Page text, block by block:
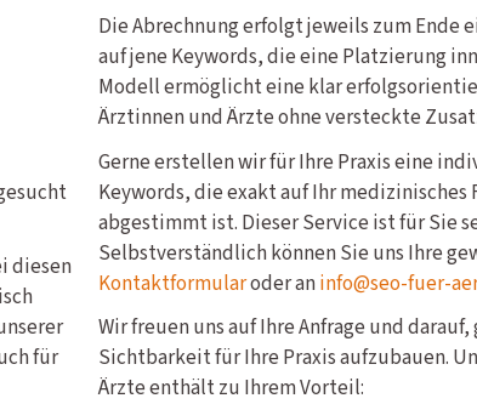
diesen
für
Die Abrechnung erfolgt jeweils zum Ende
auf jene Keywords, die eine Platzierung
Modell ermöglicht eine klar
Ärztinnen und Ärzte ohne versteckte
Gerne erstellen wir für Ihre Praxis eine
Keywords, die exakt auf Ihr
abgestimmt ist. Dieser Service ist für Sie
Selbstverständlich können Sie uns Ihre
Kontaktformularoder aninfo@seo-fuer-
Wir freuen uns auf Ihre Anfrage und
Sichtbarkeit für Ihre Praxis aufzubauen.
Ärzte enthält zu Ihrem Vorteil: